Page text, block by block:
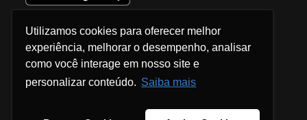
Utilizamos cookies para oferecer melhor
experiência, melhorar o desempenho, analisar
como você interage em nosso site e
personalizar conteúdo. Saiba mais
Política de Privacidade